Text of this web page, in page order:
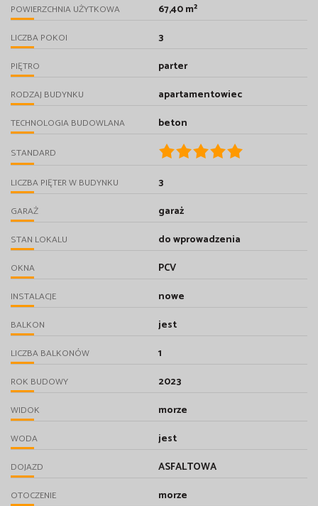
POWIERZCHNIA UŻYTKOWA 67,40 m²
LICZBA POKOI 3
PIĘTRO parter
RODZAJ BUDYNKU apartamentowiec
TECHNOLOGIA BUDOWLANA beton
STANDARD
LICZBA PIĘTER W BUDYNKU 3
GARAŻ garaż
STAN LOKALU do wprowadzenia
OKNA PCV
INSTALACJE nowe
BALKON jest
LICZBA BALKONÓW 1
ROK BUDOWY 2023
WIDOK morze
WODA jest
DOJAZD ASFALTOWA
OTOCZENIE morze